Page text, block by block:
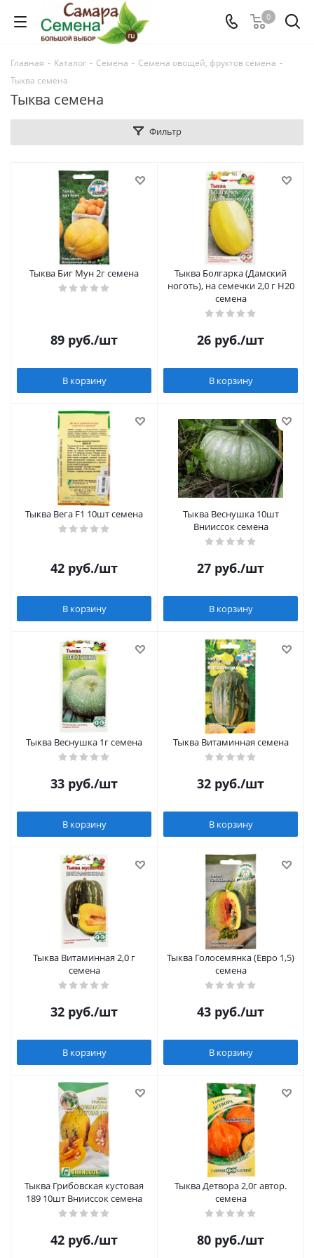
0
Главная - Каталог - Семена - Семена овощей, фруктов семена -
Тыква семена
Тыква семена
Фильтр
Тыква Биг Мун 2г семена
89 руб./шт
В корзину
Тыква Болгарка (Дамский
ноготь), на семечки 2,0 г Н20
семена
26 руб./шт
В корзину
Тыква Вега F1 10шт семена
42 руб./шт
В корзину
Тыква Веснушка 10шт
Внииссок семена
27 руб./шт
В корзину
Тыква Веснушка 1г семена
33 руб./шт
В корзину
Тыква Витаминная семена
32 руб./шт
В корзину
Тыква Витаминная 2,0 г
семена
32 руб./шт
В корзину
Тыква Голосемянка (Евро 1,5)
семена
43 руб./шт
В корзину
Тыква Грибовская кустовая
189 10шт Внииссок семена
42 руб./шт
Тыква Детвора 2,0г автор.
семена
80 руб./шт